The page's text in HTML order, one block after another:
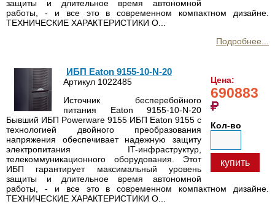
защиты и длительное время автономной
работы, - и все это в современном компактном дизайне.
ТЕХНИЧЕСКИЕ ХАРАКТЕРИСТИКИ О...
Подробнее...
Цена:
690883
Кол-во
купить
ИБП Eaton 9155-10-N-20
Артикул 1022485
Источник бесперебойного
питания Eaton 9155-10-N-20
Бывший ИБП Powerware 9155 ИБП Eaton 9155 с
технологией двойного преобразования
напряжения обеспечивает надежную защиту
электропитания IT-инфраструктур,
телекоммуникационного оборудования. Этот
ИБП гарантирует максимальный уровень
защиты и длительное время автономной
работы, - и все это в современном компактном дизайне.
ТЕХНИЧЕСКИЕ ХАРАКТЕРИСТИКИ О...